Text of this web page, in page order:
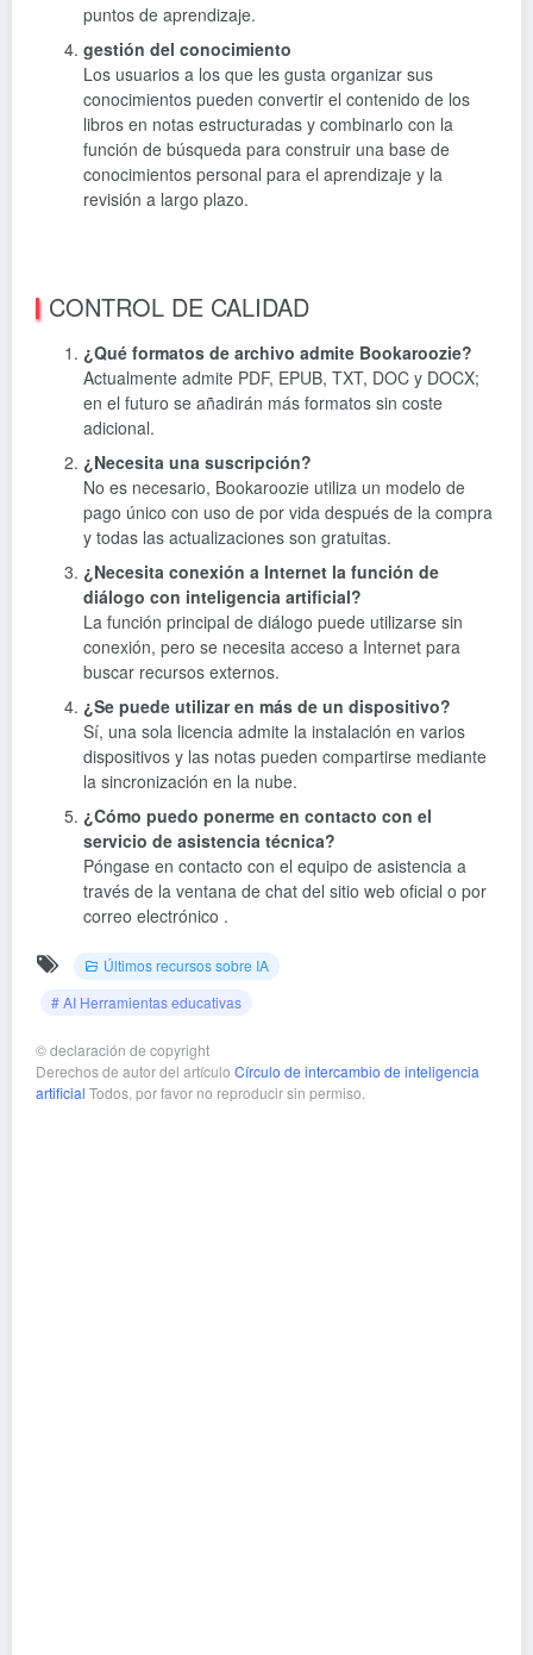
puntos de aprendizaje.
gestión del conocimiento
Los usuarios a los que les gusta organizar sus
conocimientos pueden convertir el contenido de los
libros en notas estructuradas y combinarlo con la
función de búsqueda para construir una base de
conocimientos personal para el aprendizaje y la
revisión a largo plazo.
CONTROL DE CALIDAD
¿Qué formatos de archivo admite Bookaroozie?
Actualmente admite PDF, EPUB, TXT, DOC y DOCX;
en el futuro se añadirán más formatos sin coste
adicional.
¿Necesita una suscripción?
No es necesario, Bookaroozie utiliza un modelo de
pago único con uso de por vida después de la compra
y todas las actualizaciones son gratuitas.
¿Necesita conexión a Internet la función de
diálogo con inteligencia artificial?
La función principal de diálogo puede utilizarse sin
conexión, pero se necesita acceso a Internet para
buscar recursos externos.
¿Se puede utilizar en más de un dispositivo?
Sí, una sola licencia admite la instalación en varios
dispositivos y las notas pueden compartirse mediante
la sincronización en la nube.
¿Cómo puedo ponerme en contacto con el
servicio de asistencia técnica?
Póngase en contacto con el equipo de asistencia a
través de la ventana de chat del sitio web oficial o por
correo electrónico .
Últimos recursos sobre IA
# AI Herramientas educativas
©declaración de copyright
Derechos de autor del artículo Círculo de intercambio de inteligencia
artificial Todos, por favor no reproducir sin permiso.